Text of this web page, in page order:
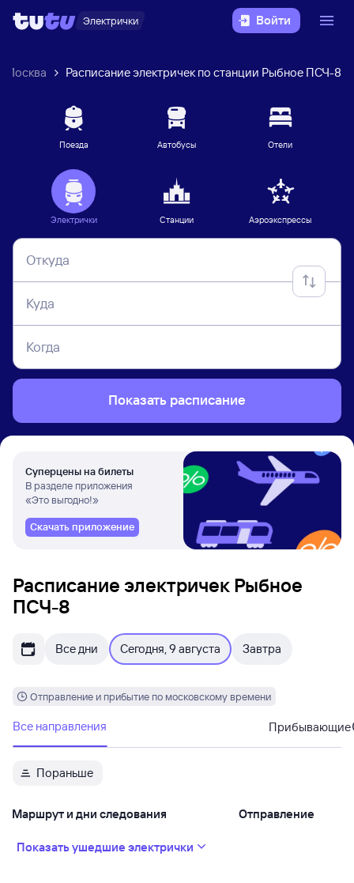
Электрички Войти
Москва Расписание электричек по станции Рыбное ПСЧ-8
Поезда Автобусы Отели
Электрички Станции Аэроэкспрессы
Откуда
Куда
Когда
Показать расписание
Суперцены на билеты
В разделе приложения
«Это выгодно!»
Скачать приложение
Расписание электричек Рыбное
ПСЧ-8
Все дни Сегодня, 9 августа Завтра
Отправление и прибытие по московскому времени
Все направления Прибывающие
Пораньше
Маршрут и дни следования Отправление
Показать ушедшие электрички